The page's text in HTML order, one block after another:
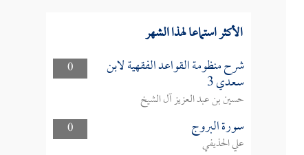
الأكثر استماعا لهذا الشهر
0 شرح منظومة القواعد الفقهية لابن
سعدي 3
حسين بن عبد العزيز آل الشيخ
0
سورة البروج
علي الحذيفي